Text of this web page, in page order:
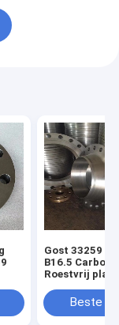
Gost 33259
B16.5 Carbon
Roestvrij
Beste